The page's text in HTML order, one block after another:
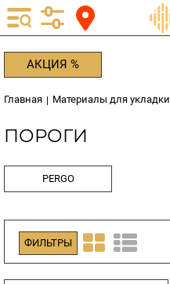
АКЦИЯ %
Главная | Материалы для укладки
ПОРОГИ
PERGO
ФИЛЬТРЫ